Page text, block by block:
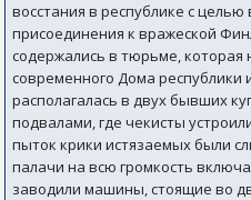
восстания в республике с
присоединения к вражеской
содержались в тюрьме, которая
современного Дома республики
располагалась в двух бывших
подвалами, где чекисты
пыток крики истязаемых были
палачи на всю громкость
заводили машины, стоящие во